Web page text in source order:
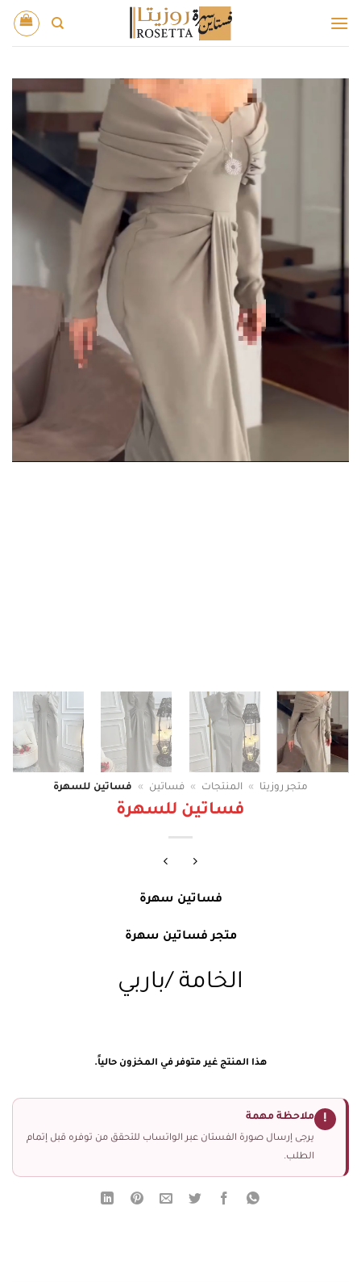
للمحتوى
متجر روزيتا » المنتجات » فساتين » فساتين للسهرة
فساتين للسهرة
فساتين سهرة
متجر فساتين سهرة
الخامة /باربي
هذا المنتج غير متوفر في المخزون حالياً.
! ملاحظة مهمة
يرجى إرسال صورة الفستان عبر الواتساب للتحقق من توفره قبل إتمام
الطلب.